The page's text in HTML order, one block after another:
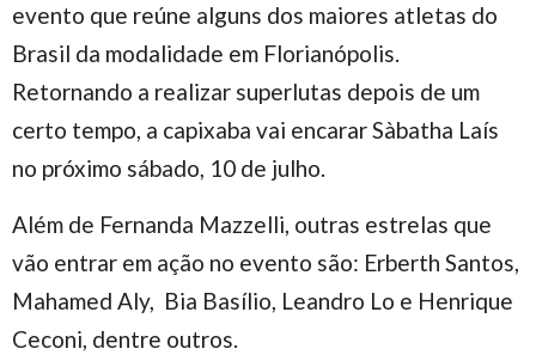
evento que reúne alguns dos maiores atletas do
Brasil da modalidade em Florianópolis.
Retornando a realizar superlutas depois de um
certo tempo, a capixaba vai encarar Sàbatha Laís
no próximo sábado, 10 de julho.
Além de Fernanda Mazzelli, outras estrelas que
vão entrar em ação no evento são: Erberth Santos,
Mahamed Aly, Bia Basílio, Leandro Lo e Henrique
Ceconi, dentre outros.